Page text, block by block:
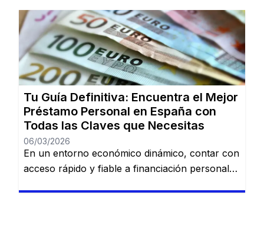
largamente esperados, tener la información
adecuada sobre préstamos disponibles puede
marcar la diferencia. En esta guía, descubrirás
los mejores préstamos personales del mercado
español: Dineti, BBVA Préstamo Personal,
Cofidis, […]
Tu Guía Definitiva: Encuentra el Mejor
Préstamo Personal en España con
Todas las Claves que Necesitas
06/03/2026
En un entorno económico dinámico, contar con
acceso rápido y fiable a financiación personal